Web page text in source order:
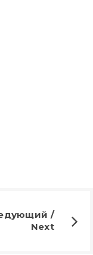
/
Next